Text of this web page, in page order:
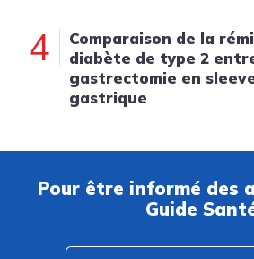
4
Comparaison de la
diabète de type 2
gastrectomie en
gastrique
Pour être informé des
Guide